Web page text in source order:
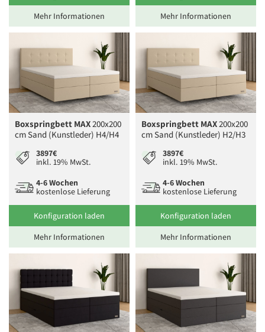
Mehr Informationen
Mehr Informationen
Boxspringbett MAX200x200
cm Sand (Kunstleder) H4/H4
3897€
inkl. 19% MwSt.
4-6 Wochen
kostenlose Lieferung
Konfiguration laden
Mehr Informationen
Boxspringbett MAX200x200
cm Sand (Kunstleder) H2/H3
3897€
inkl. 19% MwSt.
4-6 Wochen
kostenlose Lieferung
Konfiguration laden
Mehr Informationen